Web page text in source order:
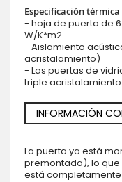
Especificación
- hoja de puerta de
W/K*m2
- Aislamiento
acristalamiento)
- Las puertas de
triple acristalamiento.
INFORMACIÓN
La puerta ya está
premontada), lo que
está